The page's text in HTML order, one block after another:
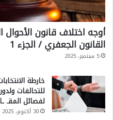
أوجه اختلاف قانون
القانون الجعفري / الجزء 1
5 سبتمبر، 2025
للتحالفات
لفصائل المقـ
30 أكتوبر، 2025